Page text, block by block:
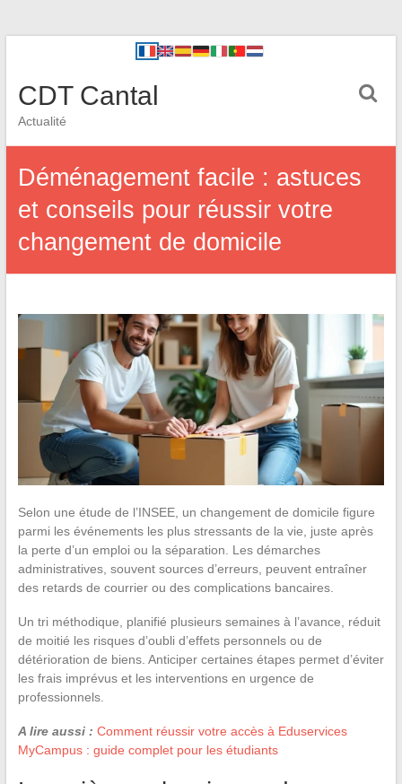
CDT Cantal
Actualité
Déménagement facile : astuces
et conseils pour réussir votre
changement de domicile
Selon une étude de l’INSEE, un changement de domicile figure
parmi les événements les plus stressants de la vie, juste après
la perte d’un emploi ou la séparation. Les démarches
administratives, souvent sources d’erreurs, peuvent entraîner
des retards de courrier ou des complications bancaires.
Un tri méthodique, planifié plusieurs semaines à l’avance, réduit
de moitié les risques d’oubli d’effets personnels ou de
détérioration de biens. Anticiper certaines étapes permet d’éviter
les frais imprévus et les interventions en urgence de
professionnels.
A lire aussi : Comment réussir votre accès à Eduservices
MyCampus : guide complet pour les étudiants